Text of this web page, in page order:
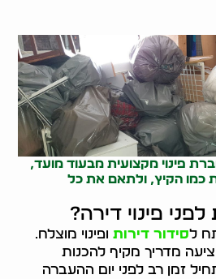
פינוי מקצועית מבעוד מועד,
כמו הקיץ, ולתאם את כל
פינוי דירה?
לסידור דירות ופינוי מוצלח.
מדריך מקיף להכנות
זמן רב לפני יום ההעברה